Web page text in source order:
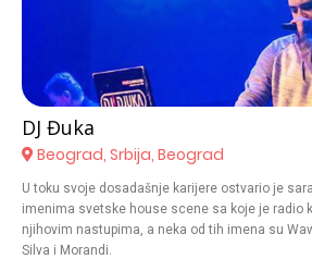
DJ Đuka
Beograd, Srbija, Beograd
U toku svoje dosadašnje karijere ostvario je
imenima svetske house scene sa koje je radio
njihovim nastupima, a neka od tih imena su
Silva i Morandi.